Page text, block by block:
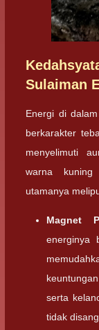
Sulaiman
Energi di
berkarakter
menyelimuti
warna
utamanya
Magnet
energinya
serta
tidak